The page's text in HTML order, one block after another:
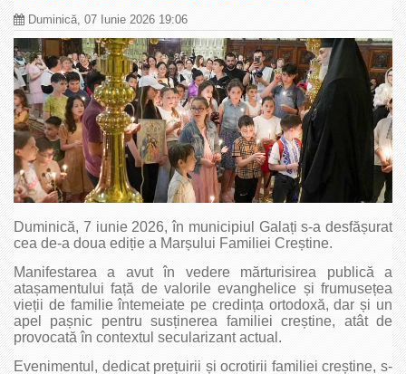
Duminică, 07 Iunie 2026 19:06
Duminică, 7 iunie 2026, în municipiul Galați s-a desfășurat
cea de-a doua ediție a Marșului Familiei Creștine.
Manifestarea a avut în vedere mărturisirea publică a
atașamentului față de valorile evanghelice și frumusețea
vieții de familie întemeiate pe credința ortodoxă, dar și un
apel pașnic pentru susținerea familiei creștine, atât de
provocată în contextul secularizant actual.
Evenimentul, dedicat prețuirii și ocrotirii familiei creștine, s-